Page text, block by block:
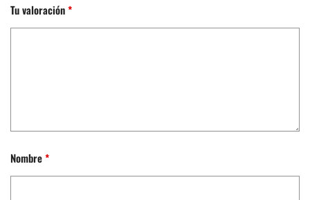
Tu valoración*
Nombre*